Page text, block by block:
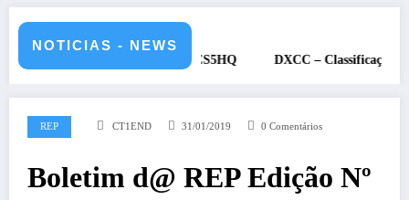
NOTICIAS - NEWS
12 de julho de 2026 – CS5HQ DXCC – Classificação estações
REP CT1END 31/01/2019 0 Comentários
Boletim d@ REP Edição Nº